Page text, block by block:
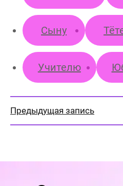
Сыну
Учителю
Предыдущая запись